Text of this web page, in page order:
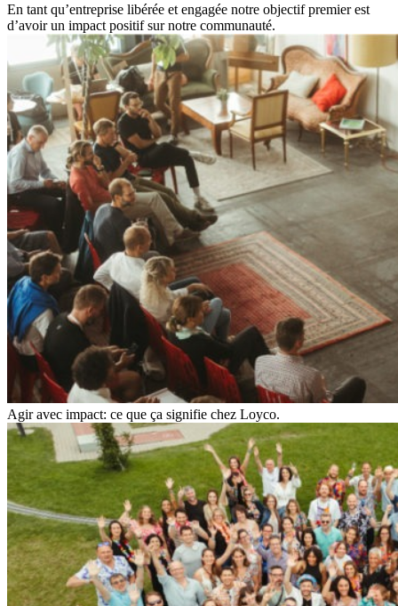
En tant qu’entreprise libérée et engagée notre objectif premier est
d’avoir un impact positif sur notre communauté.
Agir avec impact: ce que ça signifie chez Loyco.